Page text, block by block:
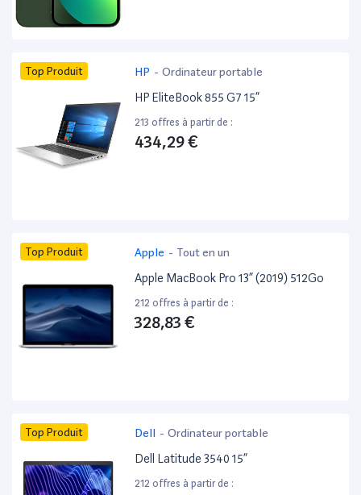
Top Produit HP - Ordinateur portable
HP EliteBook 855 G7 15”
213 offres à partir de :
434,29 €
Top Produit Apple - Tout en un
Apple MacBook Pro 13” (2019) 512Go
212 offres à partir de :
328,83 €
Top Produit Dell - Ordinateur portable
Dell Latitude 3540 15”
212 offres à partir de :